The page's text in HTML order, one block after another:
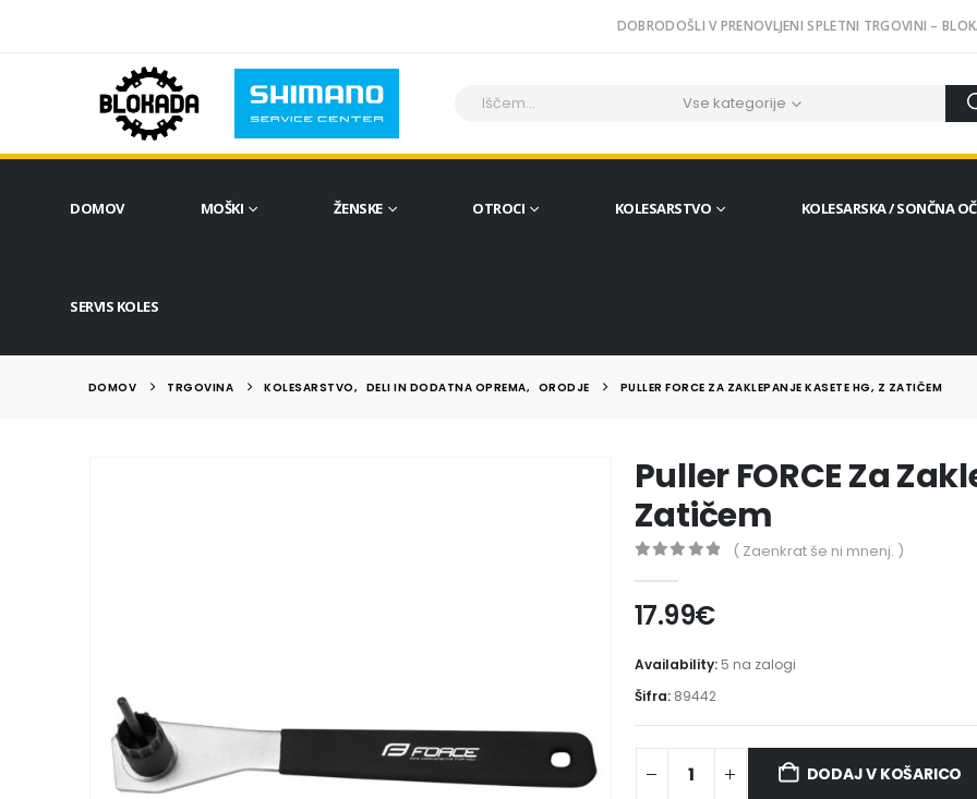
DOBRODOŠLI V PRENOVLJENI SPLETNI TRGOVINI –
Vse kategorije
DOMOV MOŠKI ŽENSKE OTROCI KOLESARSTVO KOLESARSKA / SONČNA
SERVIS KOLES
DOMOV TRGOVINA KOLESARSTVO, DELI IN DODATNA OPREMA, ORODJE PULLER FORCE ZA ZAKLEPANJE KASETE HG, Z ZATIČEM
Puller FORCE Za
Zatičem
( Zaenkrat še ni mnenj. )
17.99€
Availability: 5 na zalogi
Šifra: 89442
DODAJ V KOŠARICO